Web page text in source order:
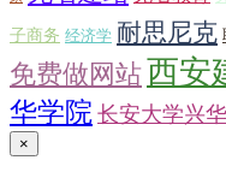
子商务 经济学 耐思尼克
免费做网站西安
华学院 长安大学兴
×